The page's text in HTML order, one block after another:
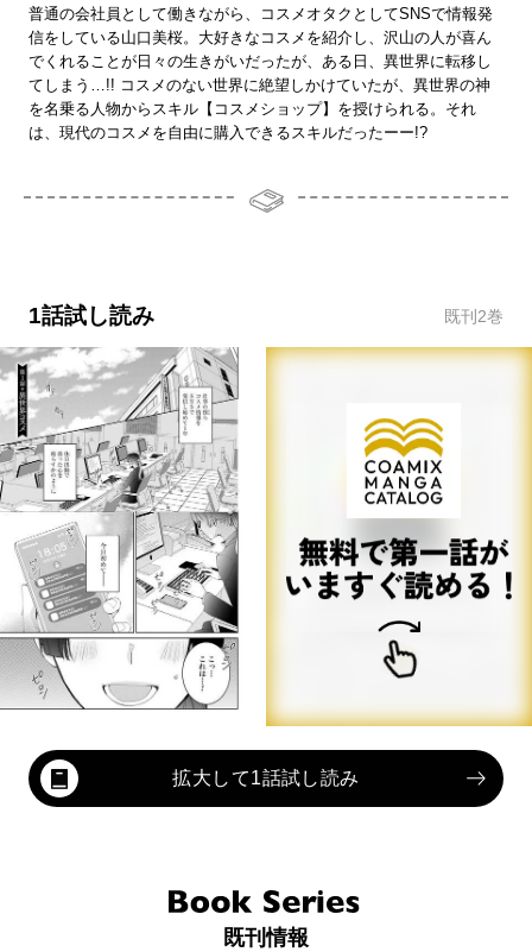
普通の会社員として働きながら、コスメオタクとしてSNSで情報発
信をしている山口美桜。大好きなコスメを紹介し、沢山の人が喜ん
でくれることが日々の生きがいだったが、ある日、異世界に転移し
てしまう…!! コスメのない世界に絶望しかけていたが、異世界の神
を名乗る人物からスキル【コスメショップ】を授けられる。それ
は、現代のコスメを自由に購入できるスキルだったーー!?
1話試し読み 既刊 2巻
拡大して1話試し読み
既刊情報